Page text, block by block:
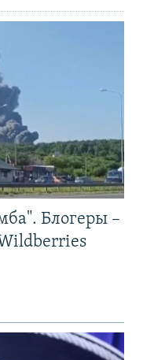
Блогеры –